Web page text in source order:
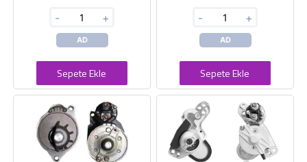
- +
AD
Sepete Ekle
- +
AD
Sepete Ekle